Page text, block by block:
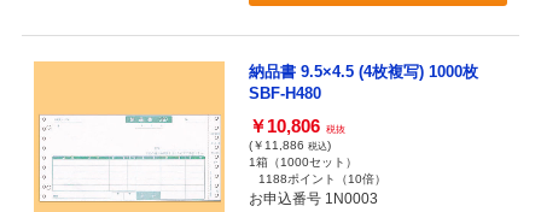
納品書 9.5×4.5 (4枚複写) 1000枚
SBF-H480
￥10,806 税抜
(￥11,886 税込)
1箱（1000セット）
1188ポイント
（10倍）
お申込番号 1N0003